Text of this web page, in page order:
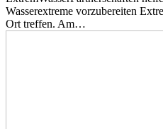
Wasserextreme vorzubereiten
Ort treffen. Am…